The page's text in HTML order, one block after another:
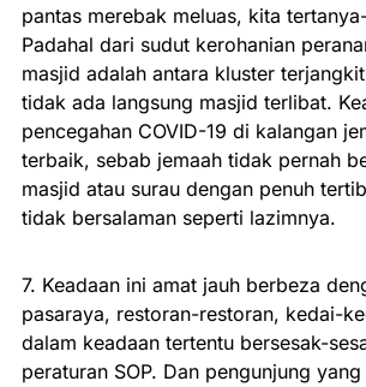
pantas merebak meluas, kita
Padahal dari sudut kerohanian
masjid adalah antara kluster
tidak ada langsung masjid terlibat.
pencegahan COVID-19 di kalangan
terbaik, sebab jemaah tidak pernah
masjid atau surau dengan penuh
tidak bersalaman seperti lazimnya.
7. Keadaan ini amat jauh berbeza
pasaraya, restoran-restoran, kedai-
dalam keadaan tertentu bersesak-
peraturan SOP. Dan pengunjung